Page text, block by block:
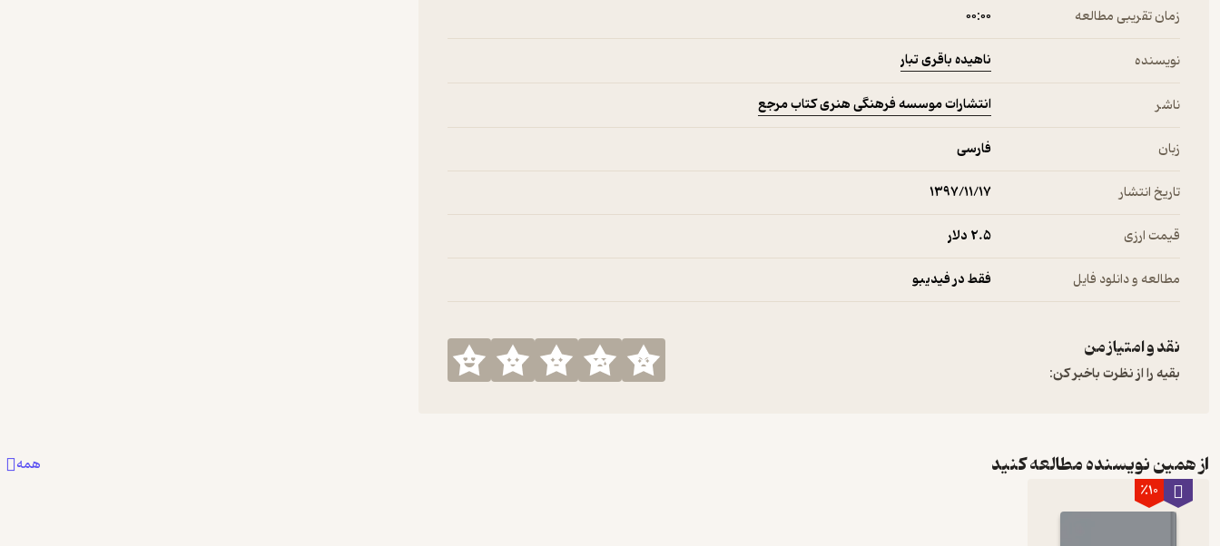
زمان تقریبی مطالعه ۰۰:۰۰
نویسنده ناهیده باقری تبار
ناشر انتشارات موسسه فرهنگی هنری کتاب مرجع
زبان فارسی
تاریخ انتشار ۱۳۹۷/۱۱/۱۷
قیمت ارزی 2.۵ دلار
مطالعه و دانلود فایل فقط در فیدیبو
نقد و امتیاز من
بقیه را از نظرت باخبر کن:
از همین نویسنده مطالعه کنید همه
٪10